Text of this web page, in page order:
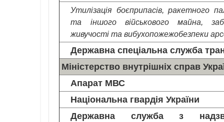
Утилізація боєприпасів, ракетного
та іншого військового майна,
живучості та вибухопожежобезпеки
Державна спеціальна служба
Міністерство внутрішніх справ
Апарат МВС
Національна гвардія України
Державна служба з